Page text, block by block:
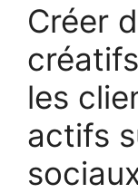
Créer
les
actifs